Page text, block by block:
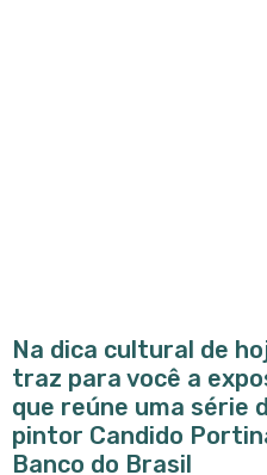
Na dica cultural de
traz para você a
que reúne uma série
pintor Candido
Banco do Brasil